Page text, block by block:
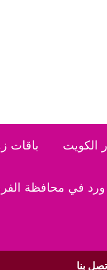
الكويت باقات
في محافظة
بنا